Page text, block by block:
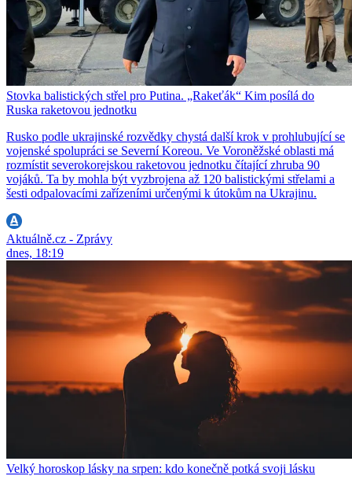
Stovka balistických střel pro Putina. „Rakeťák“ Kim posílá do
Ruska raketovou jednotku
Rusko podle ukrajinské rozvědky chystá další krok v prohlubující se
vojenské spolupráci se Severní Koreou. Ve Voroněžské oblasti má
rozmístit severokorejskou raketovou jednotku čítající zhruba 90
vojáků. Ta by mohla být vyzbrojena až 120 balistickými střelami a
šesti odpalovacími zařízeními určenými k útokům na Ukrajinu.
Aktuálně.cz - Zprávy
dnes, 18:19
Velký horoskop lásky na srpen: kdo konečně potká svoji lásku